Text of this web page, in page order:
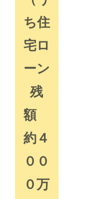
ち住
宅ロ
ーン
残
額
約４
００
０万